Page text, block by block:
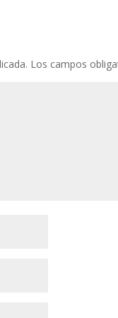
Los campos